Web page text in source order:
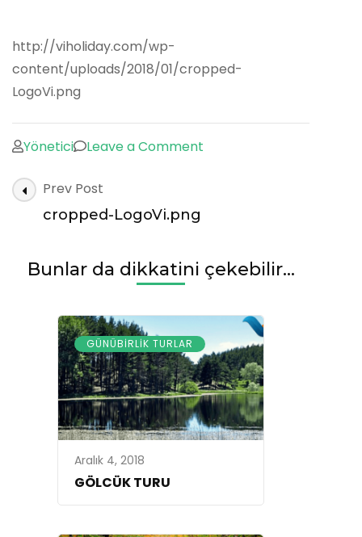
http://viholiday.com/wp-
content/uploads/2018/01/cropped-
LogoVi.png
Yönetici Leave a Comment
Post
Navigation
Prev Post
cropped-LogoVi.png
Bunlar da dikkatini çekebilir...
GÜNÜBIRLIK TURLAR
Aralık 4, 2018
GÖLCÜK TURU